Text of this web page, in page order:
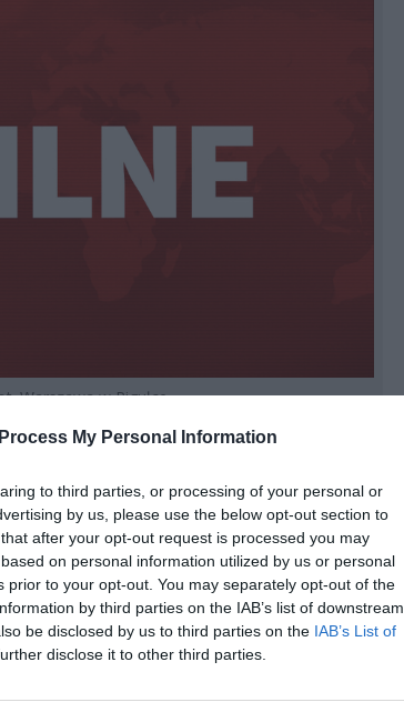
My Personal Information
to third parties, or processing of your personal or
by us, please use the below opt-out section to
after your opt-out request is processed you may
on personal information utilized by us or personal
prior to your opt-out. You may separately opt-out of the
by third parties on the IAB’s list of downstream
be disclosed by us to third parties on the IAB’s List of
disclose it to other third parties.
Warszawa w Pigułce
priorytetem
Air fryer tańszy aż o 150 zł, a to dopiero
rodzin. ZUS wypłacił już 173 mln zł.